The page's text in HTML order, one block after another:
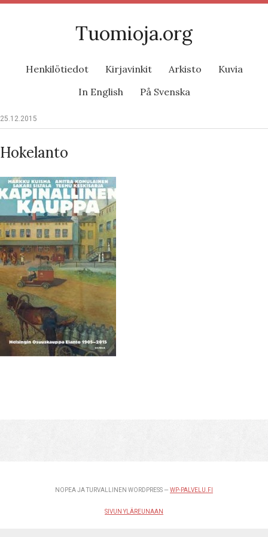
Tuomioja.org
Henkilötiedot Kirjavinkit Arkisto
Kuvia
In English
På Svenska
25.12.2015
Hokelanto
NOPEA JA TURVALLINEN WORDPRESS — WP-PALVELU.FI
SIVUN YLÄREUNAAN